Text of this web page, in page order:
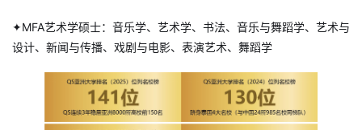
✦MFA艺术学硕士：音乐学、艺术学、书法、音乐与舞蹈学、艺术与
设计、新闻与传播、戏剧与电影、表演艺术、舞蹈学